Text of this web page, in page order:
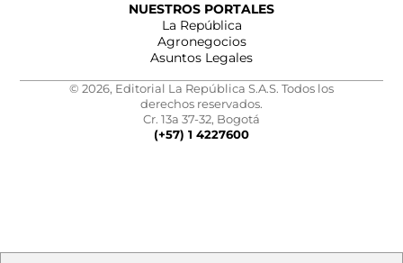
NUESTROS PORTALES
La República
Agronegocios
Asuntos Legales
© 2026, Editorial La República S.A.S. Todos los
derechos reservados.
Cr. 13a 37-32, Bogotá
(+57) 1 4227600